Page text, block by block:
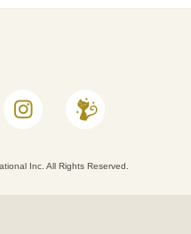
Inc. All Rights Reserved.